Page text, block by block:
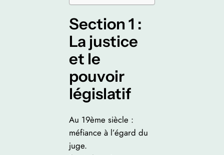
Section 1 :
La justice
et le
pouvoir
législatif
Au 19ème siècle :
méfiance à l’égard du
juge.